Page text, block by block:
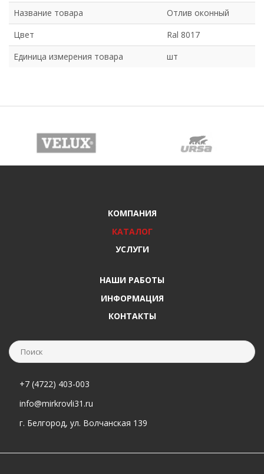
Название товара
Отлив оконный
Цвет
Ral 8017
Единица измерения товара
шт
КОМПАНИЯ
КАТАЛОГ
УСЛУГИ
НАШИ РАБОТЫ
ИНФОРМАЦИЯ
КОНТАКТЫ
+7 (4722) 403-003
info@mirkrovli31.ru
г. Белгород, ул. Волчанская 139